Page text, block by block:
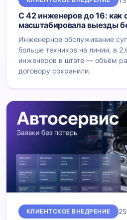
С 42 инженеров до 16: как
масштабировала выезды
Инженерное обслуживание
больше техников на линии, в
инженеров в штате — объём
договору сохранили.
КЛИЕНТСКОЕ ВНЕДРЕНИЕ